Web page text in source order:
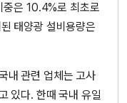
중은 10.4%로 최초로
태양광 설비용량은
내 관련 업체는 고사
있다. 한때 국내 유일